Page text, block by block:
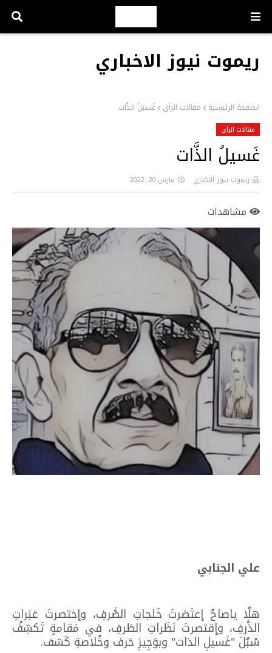
ريموت نيوز الاخباري
الصفحة الرئيسية مقالات الرأي غَسيلُ الذَّات
مقالات الرأي
غَسيلُ الذَّات
ريموت نيوز الاخباري مارس 20, 2022
مشاهدات
علي الجنابي
هلّا ياصاحُ إعتَصَرتَ خَلجاتِ الصَّرفِ، وإختصرتَ عَبَراتِ
الذَّرفِ، وإقتصرتَ نَظَراتِ الطَرفِ، في مَقامةٍ تَكشِفُ
سُبُلَ "غَسيلِ الذات" وبوَجِيزِ حَرف وخُلاصةِ كَشف.